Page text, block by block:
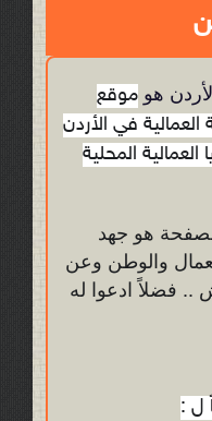
هو موقع
في الأردن
المحلية
هو جهد
والوطن وعن
.. فضلاً ادعوا له
ل :